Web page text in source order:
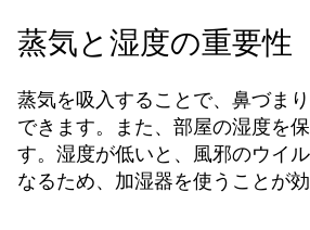
蒸気と湿度の重要性
蒸気を吸入することで、鼻づま
できます。また、部屋の湿度を
す。湿度が低いと、風邪のウイ
なるため、加湿器を使うことが効